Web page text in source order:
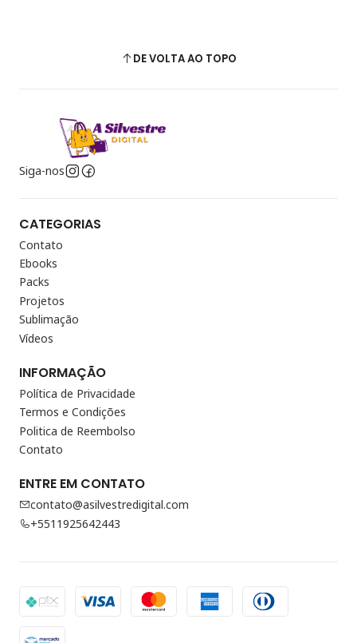
DE VOLTA AO TOPO
Siga-nos
CATEGORIAS
Contato
Ebooks
Packs
Projetos
Sublimação
Vídeos
INFORMAÇÃO
Política de Privacidade
Termos e Condições
Politica de Reembolso
Contato
ENTRE EM CONTATO
contato@asilvestredigital.com
+5511925642443